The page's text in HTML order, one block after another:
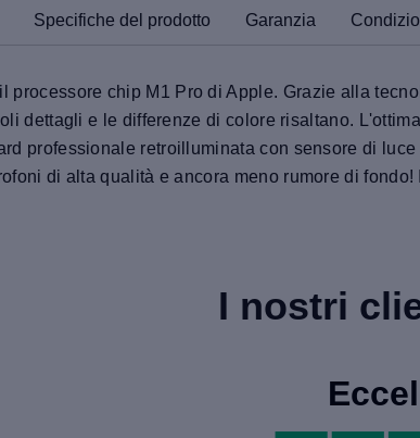
Specifiche del prodotto Garanzia
processore chip M1 Pro di Apple. Grazie alla
dettagli e le differenze di colore risaltano.
professionale retroilluminata con sensore di
di alta qualità e ancora meno rumore di
I nostri